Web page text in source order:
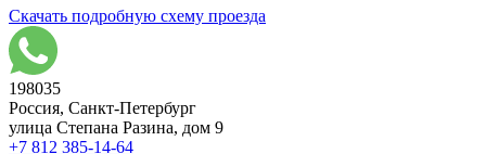
Скачать подробную схему проезда
198035
Россия, Санкт-Петербург
улица Степана Разина, дом 9
+7 812 385-14-64